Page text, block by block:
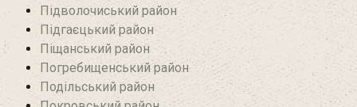
Підволочиський район
Підгаєцький район
Піщанський район
Погребищенський район
Подільський район